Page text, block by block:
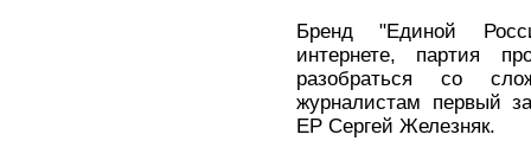
Бренд "Единой
интернете, партия
разобраться со
журналистам первый
ЕР Сергей Железняк.